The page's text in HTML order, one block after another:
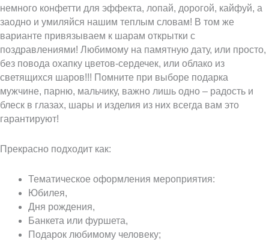
немного конфетти для эффекта, лопай, дорогой, кайфуй, а
заодно и умиляйся нашим теплым словам! В том же
варианте привязываем к шарам открытки с
поздравлениями! Любимому на памятную дату, или просто,
без повода охапку цветов-сердечек, или облако из
светящихся шаров!!! Помните при выборе подарка
мужчине, парню, мальчику, важно лишь одно – радость и
блеск в глазах, шары и изделия из них всегда вам это
гарантируют!
Прекрасно подходит как:
Тематическое оформления мероприятия:
Юбилея,
Дня рождения,
Банкета или фуршета,
Подарок любимому человеку;